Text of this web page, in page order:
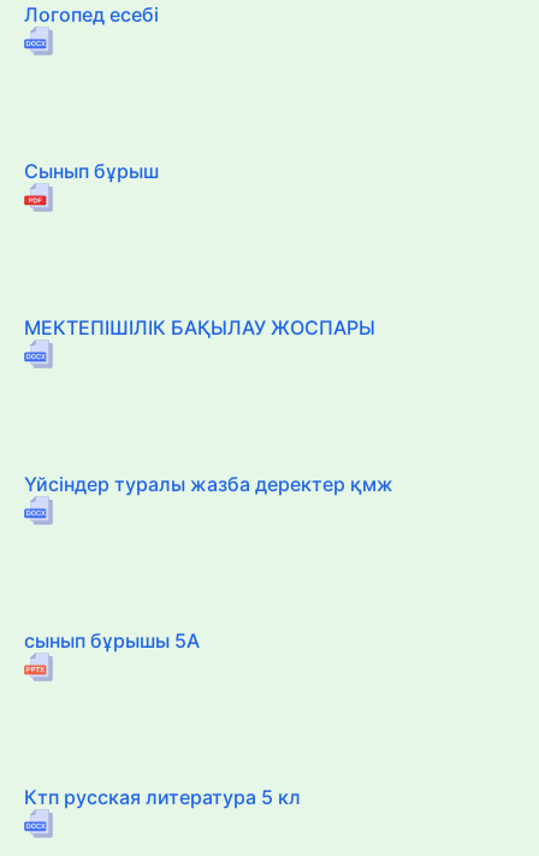
Логопед есебі
Сынып бұрыш
МЕКТЕПІШІЛІК БАҚЫЛАУ ЖОСПАРЫ
Үйсіндер туралы жазба деректер қмж
сынып бұрышы 5А
Ктп русская литература 5 кл